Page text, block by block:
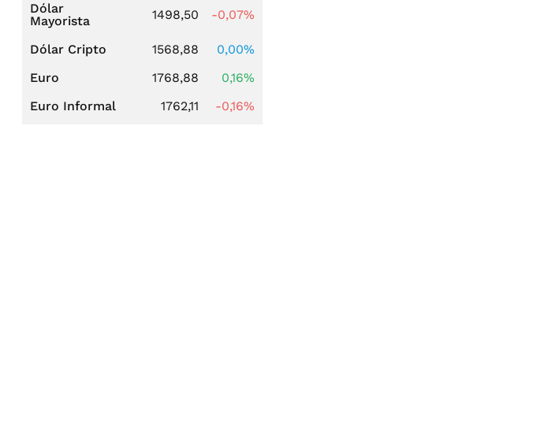
Dólar
Mayorista
1498,50 -0,07%
Dólar Cripto 1568,88
0,00%
Euro
1768,88
0,16%
Euro Informal
1762,11 -0,16%